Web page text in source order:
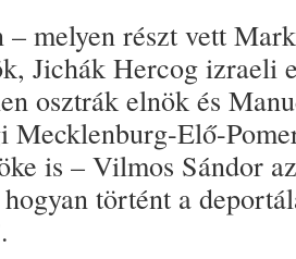
melyen részt vett
Jichák Hercog izraeli
osztrák elnök és
Mecklenburg-Elő-
is – Vilmos Sándor
történt a